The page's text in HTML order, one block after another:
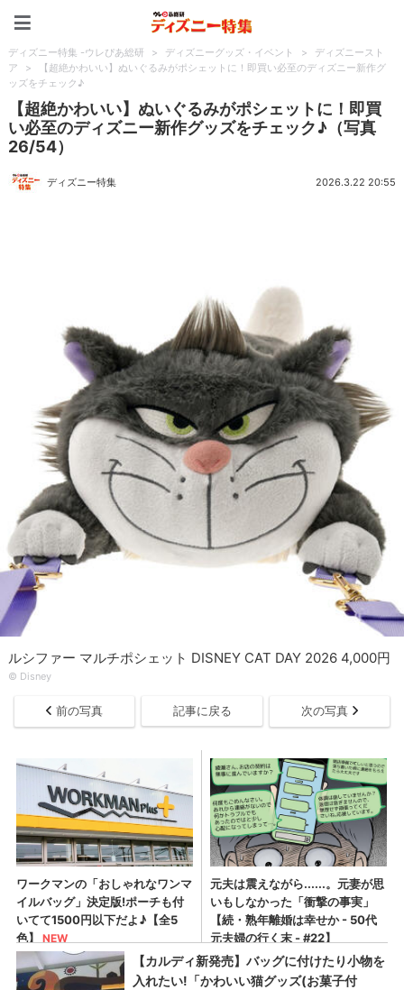
ディズニー特集 -ウレぴあ総研 > ディズニーグッズ・イベント >
ディズニースト
ア
>
【超絶かわいい】ぬいぐるみがポシェットに！即買い必至のディズニー新作グ
ッズをチェック♪
【超絶かわいい】ぬいぐるみがポシェットに！即買
い必至のディズニー新作グッズをチェック♪（写真
26/54）
ディズニー特集 2026.3.22 20:55
ルシファー マルチポシェット DISNEY CAT DAY 2026 4,000円
© Disney
前の写真 記事に戻る 次の写真